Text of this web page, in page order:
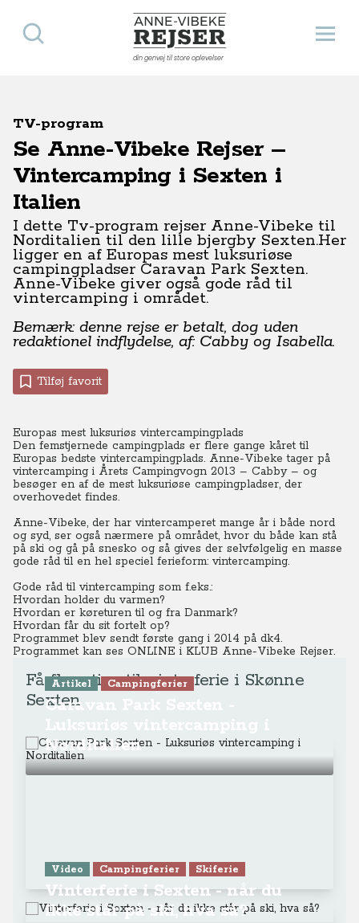
Anne-Vibeke Rejser
din genvej til store oplevelser
Åbn
Søg
TV-program
Se Anne-Vibeke Rejser –
Vintercamping i Sexten i
Italien
I dette Tv-program rejser Anne-Vibeke til
Norditalien til den lille bjergby Sexten.Her
ligger en af Europas mest luksuriøse
campingpladser Caravan Park Sexten.
Anne-Vibeke giver også gode råd til
vintercamping i området.
Bemærk: denne rejse er betalt, dog uden
redaktionel indflydelse, af: Cabby og Isabella.
Tilføj favorit
Europas mest luksuriøs vintercampingplads
Den femstjernede campingplads er flere gange kåret til
Europas bedste vintercampingplads. Anne-Vibeke tager på
vintercamping i Årets Campingvogn 2013 – Cabby – og
besøger en af de mest luksuriøse campingpladser, der
overhovedet findes.
Anne-Vibeke, der har vintercamperet mange år i både nord
og syd, ser også nærmere på området, hvor du både kan stå
på ski og gå på snesko og så gives der selvfølgelig en masse
gode råd til en hel speciel ferieform: vintercamping.
Gode råd til vintercamping som f.eks.:
Hvordan holder du varmen?
Hvordan er køreturen til og fra Danmark?
Hvordan får du sit fortelt op?
Programmet blev sendt første gang i 2014 på dk4.
Programmet kan ses ONLINE i KLUB Anne-Vibeke Rejser.
Få flere tips til vinterferie i Skønne
Sexten
Artikel Campingferier
Caravan Park Sexten -
Norditalien
Video Campingferier Skiferie
Vinterferie i Sexten - når du
ikke står på ski, hva så?